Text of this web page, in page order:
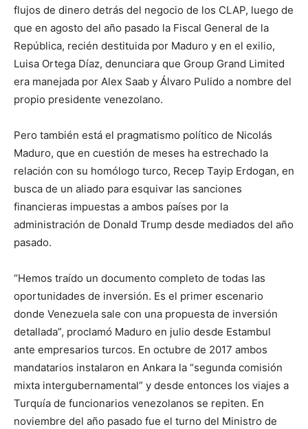
flujos de dinero detrás del negocio de los CLAP, luego de
que en agosto del año pasado la Fiscal General de la
República, recién destituida por Maduro y en el exilio,
Luisa Ortega Díaz, denunciara que Group Grand Limited
era manejada por Alex Saab y Álvaro Pulido a nombre del
propio presidente venezolano.
Pero también está el pragmatismo político de Nicolás
Maduro, que en cuestión de meses ha estrechado la
relación con su homólogo turco, Recep Tayip Erdogan, en
busca de un aliado para esquivar las sanciones
financieras impuestas a ambos países por la
administración de Donald Trump desde mediados del año
pasado.
“Hemos traído un documento completo de todas las
oportunidades de inversión. Es el primer escenario
donde Venezuela sale con una propuesta de inversión
detallada”, proclamó Maduro en julio desde Estambul
ante empresarios turcos. En octubre de 2017 ambos
mandatarios instalaron en Ankara la “segunda comisión
mixta intergubernamental” y desde entonces los viajes a
Turquía de funcionarios venezolanos se repiten. En
noviembre del año pasado fue el turno del Ministro de